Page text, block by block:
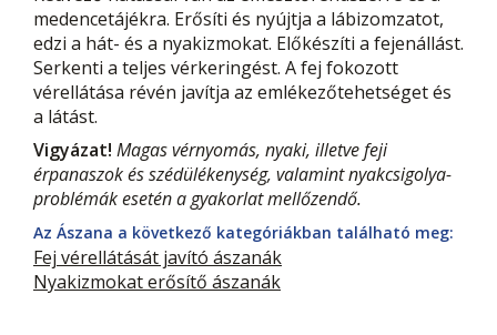
medencetájékra. Erősíti és nyújtja a lábizomzatot,
edzi a hát- és a nyakizmokat. Előkészíti a fejenállást.
Serkenti a teljes vérkeringést. A fej fokozott
vérellátása révén javítja az emlékezőtehetséget és
a látást.
Vigyázat! Magas vérnyomás, nyaki, illetve feji
érpanaszok és szédülékenység, valamint nyakcsigolya-
problémák esetén a gyakorlat mellőzendő.
Az Ászana a következő kategóriákban található meg:
Fej vérellátását javító ászanák
Nyakizmokat erősítő ászanák